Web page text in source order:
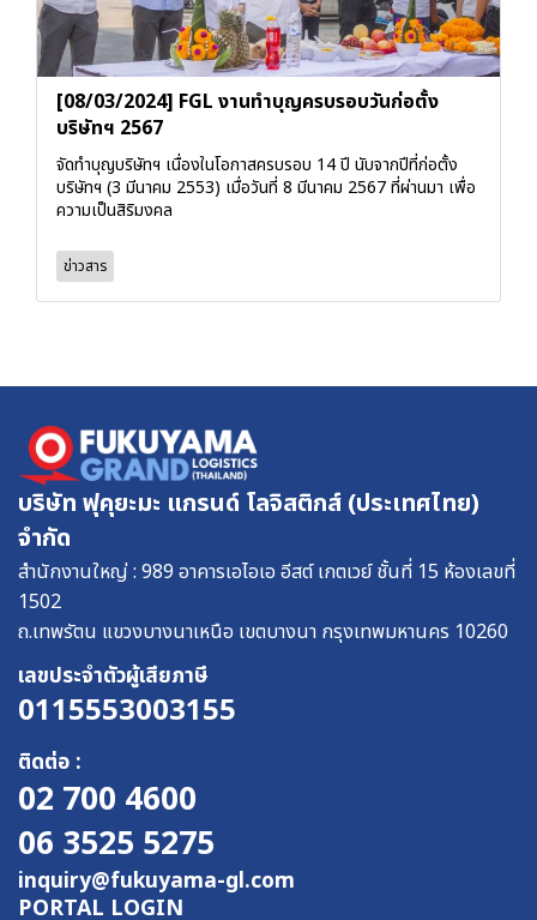
[08/03/2024] FGL งานทำบุญครบรอบวันก่อตั้ง
บริษัทฯ 2567
จัดทำบุญบริษัทฯ เนื่องในโอกาสครบรอบ 14 ปี นับจากปีที่ก่อตั้ง
บริษัทฯ (3 มีนาคม 2553) เมื่อวันที่ 8 มีนาคม 2567 ที่ผ่านมา เพื่อ
ความเป็นสิริมงคล
ข่าวสาร
บริษัท ฟุคุยะมะ แกรนด์ โลจิสติกส์ (ประเทศไทย)
จำกัด
สำนักงานใหญ่ : 989 อาคารเอไอเอ อีสต์ เกตเวย์ ชั้นที่ 15 ห้องเลขที่
1502
ถ.เทพรัตน แขวงบางนาเหนือ เขตบางนา กรุงเทพมหานคร 10260
เลขประจําตัวผู้เสียภาษี
0115553003155
ติดต่อ :
02 700 4600
06 3525 5275
inquiry@fukuyama-gl.com
PORTAL LOGIN